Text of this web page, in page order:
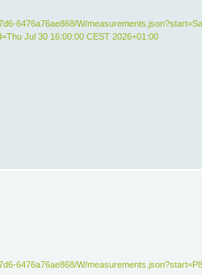
6476a76ae868/W/
Jul 30 16:00:00 CEST 2026+01:00
6476a76ae868/W/